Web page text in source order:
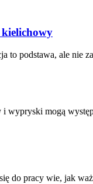
kielichowy
to podstawa, ale
mogą
do pracy wie, jak